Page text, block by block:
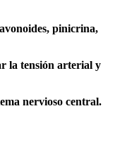
pinicrina,
la tensión arterial y
nervioso central.